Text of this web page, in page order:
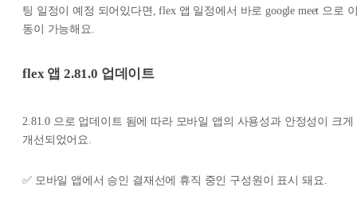
팅 일정이 예정 되어있다면, flex 앱 일정에서 바로 google meet 으로
동이 가능해요.
flex 앱 2.81.0 업데이트
2.81.0 으로 업데이트 됨에 따라 모바일 앱의 사용성과 안정성이 크게
개선되었어요.
✅ 모바일 앱에서 승인 결재선에 휴직 중인 구성원이 표시 돼요.